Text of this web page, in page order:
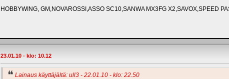
HOBBYWING, GM,NOVAROSSI,ASSO SC10,SANWA MX3FG X2,SAVOX,SPEED
23.01.10 - klo: 10.12
Lainaus käyttäjältä: ull3 - 22.01.10 - klo: 22.50